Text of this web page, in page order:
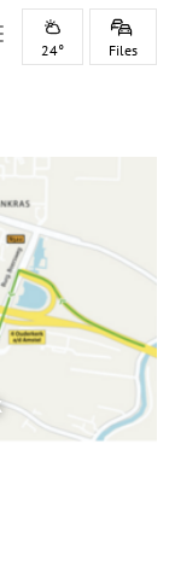
navigation
24° Files